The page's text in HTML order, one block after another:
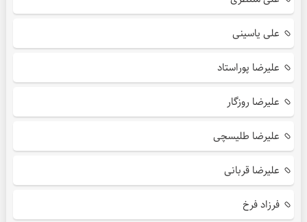
علی یاسینی
علیرضا پوراستاد
علیرضا روزگار
علیرضا طلیسچی
علیرضا قربانی
فرزاد فرخ